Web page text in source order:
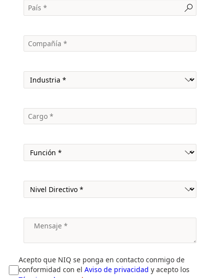
Acepto que NIQ se ponga en contacto conmigo de
conformidad con el Aviso de privacidad y acepto los